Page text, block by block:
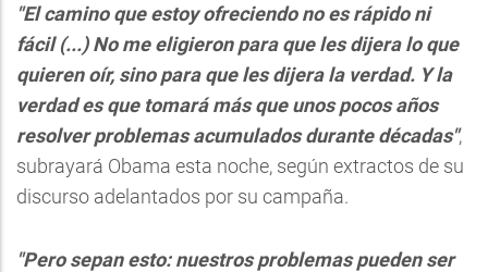
"El camino que estoy ofreciendo no es rápido ni
fácil (...) No me eligieron para que les dijera lo que
quieren oír, sino para que les dijera la verdad. Y la
verdad es que tomará más que unos pocos años
resolver problemas acumulados durante décadas",
subrayará Obama esta noche, según extractos de su
discurso adelantados por su campaña.
"Pero sepan esto: nuestros problemas pueden ser